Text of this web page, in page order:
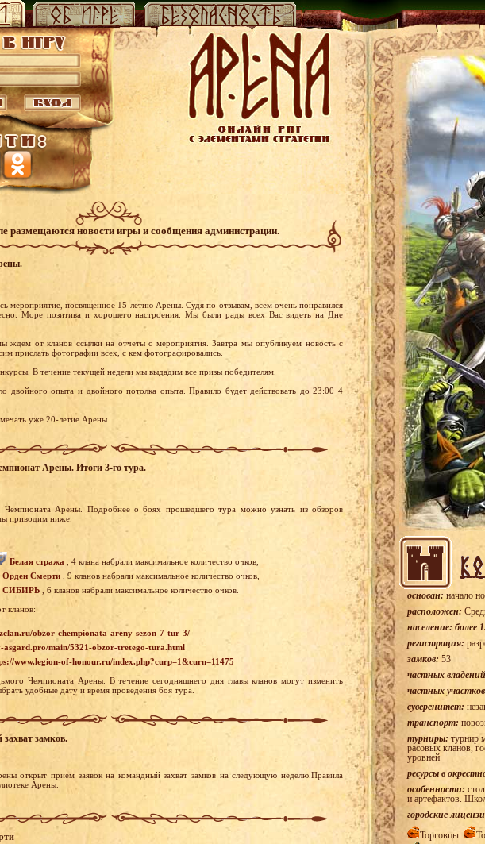
размещаются новости игры и сообщения администрации.
мероприятие, посвященное 15-летию Арены. Судя по отзывам, всем очень понравился
Море позитива и хорошего настроения. Мы были рады всех Вас видеть на Дне
ждем от кланов ссылки на отчеты с мероприятия. Завтра мы опубликуем новость с
прислать фотографии всех, с кем фотографировались.
В течение текущей недели мы выдадим все призы победителям.
двойного опыта и двойного потолка опыта. Правило будет действовать до 23:00 4
уже 20-летие Арены.
Арены. Итоги 3-го тура.
Чемпионата Арены. Подробнее о боях прошедшего тура можно узнать из обзоров
приводим ниже.
Белая стража , 4 клана набрали максимальное количество очков,
Орден Смерти , 9 кланов набрали максимальное количество очков,
СИБИРЬ , 6 кланов набрали максимальное количество очков.
кланов:
obzor-chempionata-areny-sezon-7-tur-3/
asgard.pro/main/5321-obzor-tretego-tura.html
www.legion-of-honour.ru/index.php?curp=1&curn=11475
Чемпионата Арены. В течение сегодняшнего дня главы кланов могут изменить
удобные дату и время проведения боя тура.
замков.
открыт прием заявок на командный захват замков на следующую неделю.Правила
Арены.
основан: начало
расположен:
население: более
регистрация:
замков: 53
частных
частных
суверенитет:
транспорт:
турниры: турнир
расовых кланов,
уровней
ресурсы в
особенности:
и артефактов.
городские
Торговцы